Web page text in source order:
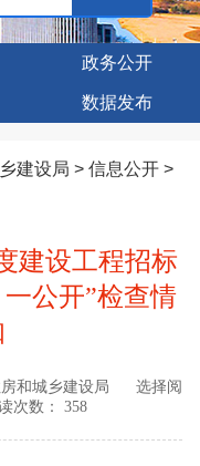
政务公开
数据发布
建设局 > 信息公开 >
建设工程招标
公开”检查情
和城乡建设局
选择阅
次数： 358